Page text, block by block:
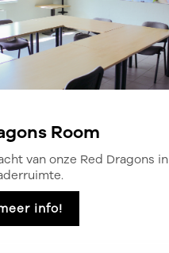
Room
van onze Red Dragons in
info!